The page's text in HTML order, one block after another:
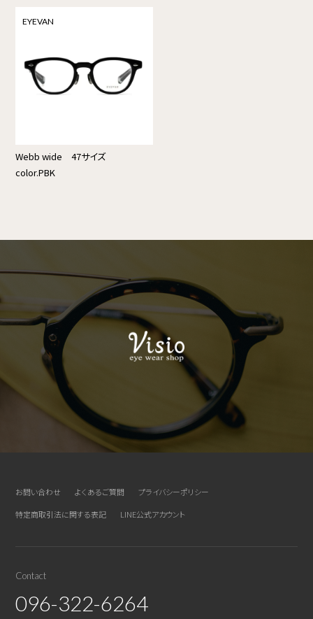
EYEVAN
Webb wide 47サイズ
color.PBK
お問い合わせ よくあるご質問
プライバシーポリシー
特定商取引法に関する表記
LINE公式アカウント
Contact
096-322-6264